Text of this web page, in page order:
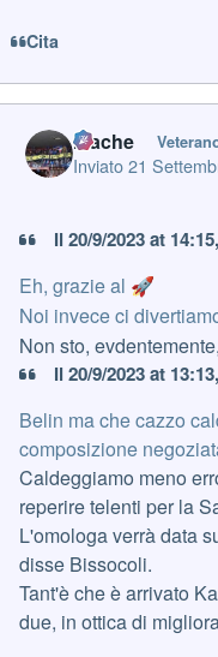
Cita
mache
Inviato21
Il 20/9/2023 at
Eh, grazie al 🚀
Noi invece ci
Non sto,
Il 20/9/2023 at
Belin ma che cazzo
composizione
Caldeggiamo meno
reperire telenti per la
L'omologa verrà data
disse Bissocoli.
Tant'è che è arrivato
due, in ottica di